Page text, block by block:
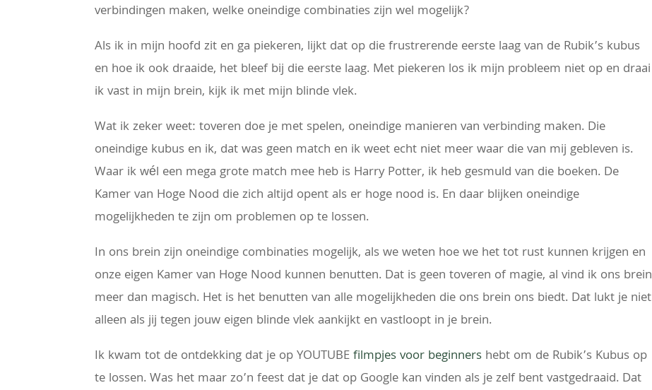
verbindingen maken, welke oneindige combinaties zijn wel mogelijk?
Als ik in mijn hoofd zit en ga piekeren, lijkt dat op die frustrerende eerste laag van de Rubik’s kubus
en hoe ik ook draaide, het bleef bij die eerste laag. Met piekeren los ik mijn probleem niet op en draai
ik vast in mijn brein, kijk ik met mijn blinde vlek.
Wat ik zeker weet: toveren doe je met spelen, oneindige manieren van verbinding maken. Die
oneindige kubus en ik, dat was geen match en ik weet echt niet meer waar die van mij gebleven is.
Waar ik wél een mega grote match mee heb is Harry Potter, ik heb gesmuld van die boeken. De
Kamer van Hoge Nood die zich altijd opent als er hoge nood is. En daar blijken oneindige
mogelijkheden te zijn om problemen op te lossen.
In ons brein zijn oneindige combinaties mogelijk, als we weten hoe we het tot rust kunnen krijgen en
onze eigen Kamer van Hoge Nood kunnen benutten. Dat is geen toveren of magie, al vind ik ons brein
meer dan magisch. Het is het benutten van alle mogelijkheden die ons brein ons biedt. Dat lukt je niet
alleen als jij tegen jouw eigen blinde vlek aankijkt en vastloopt in je brein.
Ik kwam tot de ontdekking dat je op YOUTUBEfilmpjes voor beginners hebt om de Rubik’s Kubus op
te lossen. Was het maar zo’n feest dat je dat op Google kan vinden als je zelf bent vastgedraaid. Dat